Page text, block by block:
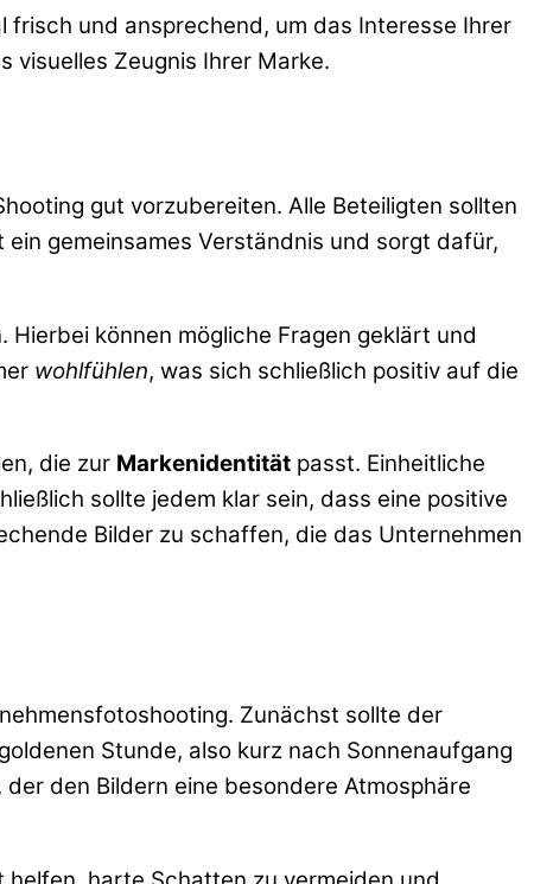
frisch und ansprechend, um das Interesse Ihrer
visuelles Zeugnis Ihrer Marke.
gut vorzubereiten. Alle Beteiligten sollten
gemeinsames Verständnis und sorgt dafür,
können mögliche Fragen geklärt und
wohlfühlen, was sich schließlich positiv auf die
die zur Markenidentität passt. Einheitliche
sollte jedem klar sein, dass eine positive
Bilder zu schaffen, die das Unternehmen
Zunächst sollte der
Stunde, also kurz nach Sonnenaufgang
den Bildern eine besondere Atmosphäre